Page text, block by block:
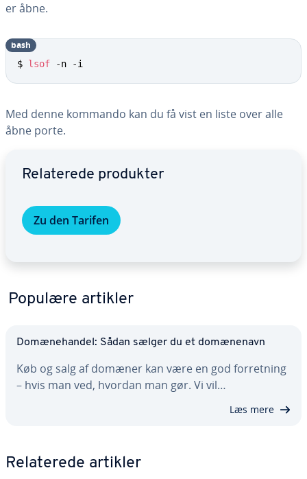
er åbne.
$ lsof -n -i
bash
Med denne kommando kan du få vist en liste over alle
åbne porte.
Re­la­te­re­de produkter
Zu den Tarifen
Populære artikler
Do­mæ­ne­han­del: Sådan sælger du et do­mæ­ne­navn
Køb og salg af domæner kan være en god for­ret­ning
– hvis man ved, hvordan man gør. Vi vil…
Læs mere
Re­la­te­re­de artikler